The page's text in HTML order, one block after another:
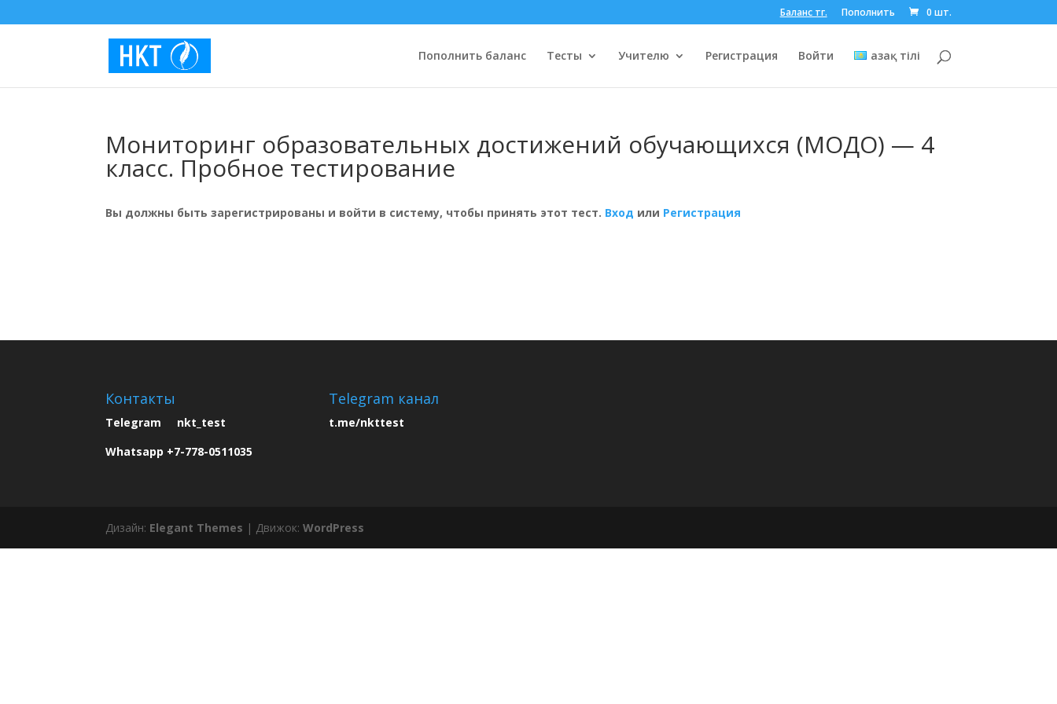
Баланс тг. Пополнить 0 шт.
Пополнить баланс Тесты Учителю Регистрация Войти Қазақ тілі
Мониторинг образовательных достижений обучающихся (МОДО) — 4
класс. Пробное тестирование
Вы должны быть зарегистрированы и войти в систему, чтобы принять этот тест. Вход или Регистрация
Контакты
Telegram nkt_test
Whatsapp +7-778-0511035
Telegram канал
t.me/nkttest
Дизайн: Elegant Themes | Движок:WordPress